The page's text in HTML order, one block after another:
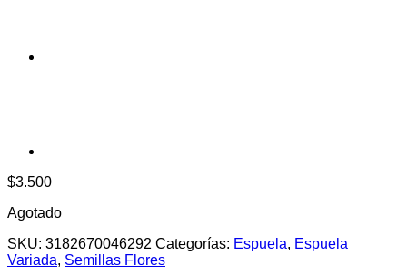
$3.500
Agotado
SKU: 3182670046292 Categorías: Espuela, Espuela
Variada, Semillas Flores